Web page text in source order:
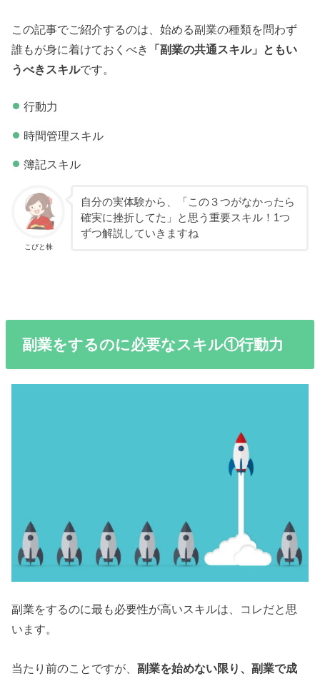
この記事でご紹介するのは、始める副業の種類を問わず
誰もが身に着けておくべき
「副業の共通スキル」ともい
うべきスキルです。
行動力
時間管理スキル
簿記スキル
こびと株
自分の実体験から、「この３つがなかったら
確実に挫折してた」と思う重要スキル！1つ
ずつ解説していきますね
副業をするのに必要なスキル①行動力
副業をするのに最も必要性が高いスキルは、コレだと思
います。
当たり前のことですが、副業を始めない限り、副業で成